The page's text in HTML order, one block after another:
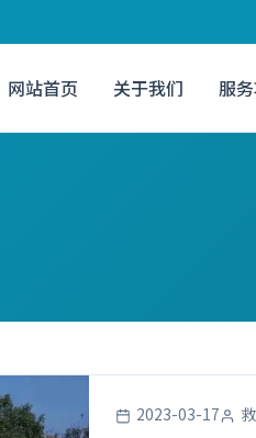
网站首页 关于我们 服
2023-03-17